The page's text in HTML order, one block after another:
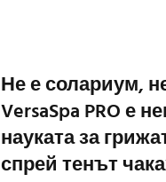
Не е солариум,
VersaSpa PRO е
науката за
спрей тенът